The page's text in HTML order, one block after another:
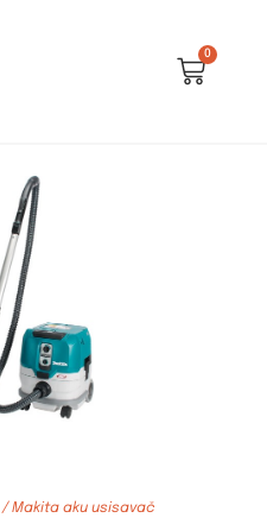
0
/ Makita aku usisavač